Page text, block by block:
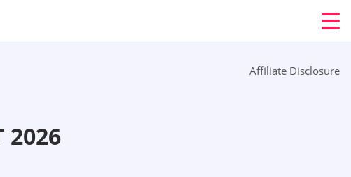
Affiliate Disclosure
2026